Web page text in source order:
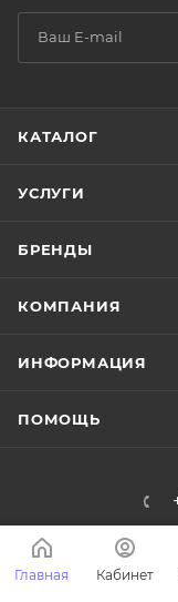
КАТАЛОГ
УСЛУГИ
БРЕНДЫ
КОМПАНИЯ
ИНФОРМАЦИЯ
ПОМОЩЬ
Главная Кабинет